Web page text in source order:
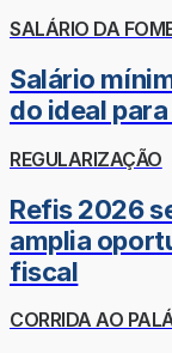
SALÁRIO DA
Salário
do ideal
REGULARIZAÇÃO
Refis 2026
amplia
fiscal
CORRIDA AO